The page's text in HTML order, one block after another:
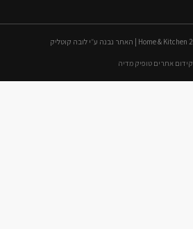
קידום אתרים טופיק מדיה